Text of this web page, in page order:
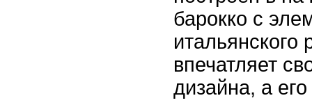
барокко с
итальянского
впечатляет
дизайна, а его